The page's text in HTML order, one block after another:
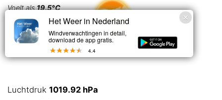
Voelt als19.5°C
Licht bewolkt
Luchtdruk 1019.92 hPa
Het Weer in Nederland
Windverwachtingen in detail,
download de app gratis.
4.4